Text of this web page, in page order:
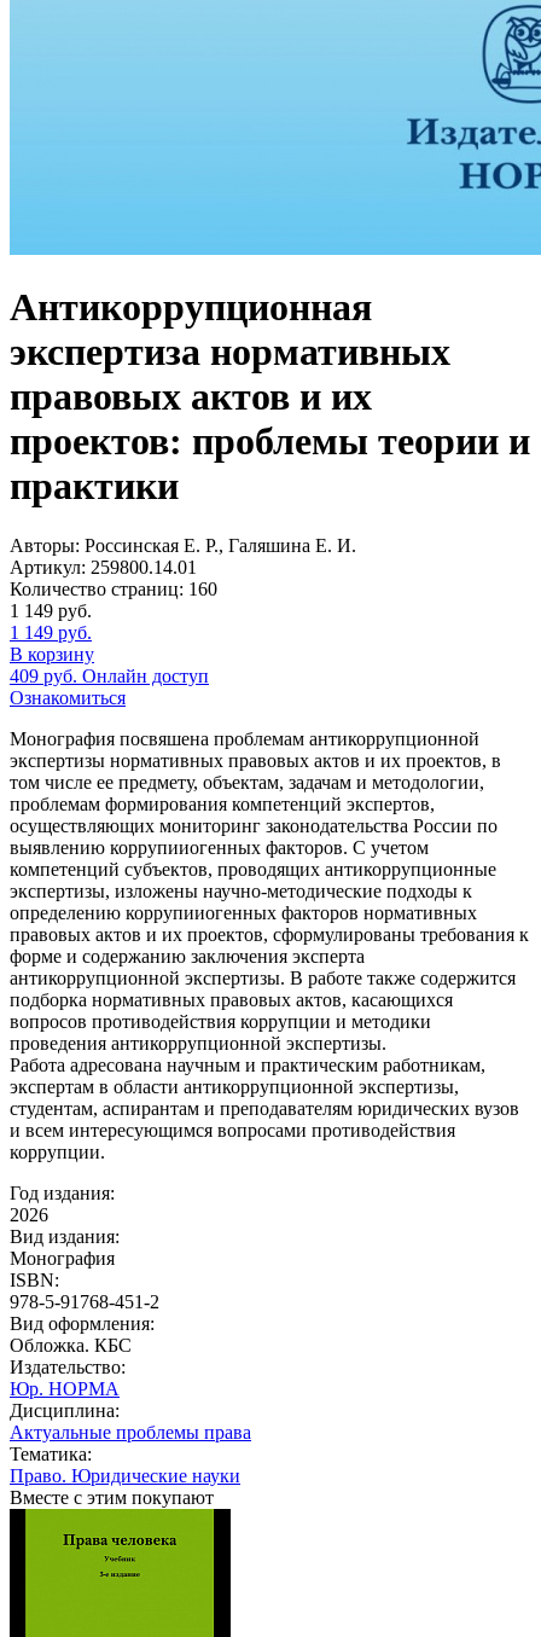
Антикоррупционная
экспертиза нормативных
правовых актов и их
проектов: проблемы теории и
практики
Авторы: Россинская Е. Р., Галяшина Е. И.
Артикул: 259800.14.01
Количество страниц: 160
1 149 руб.
1 149 руб.
В корзину
409 руб. Онлайн доступ
Ознакомиться
Монография посвяшена проблемам антикоррупционной
экспертизы нормативных правовых актов и их проектов, в
том числе ее предмету, объектам, задачам и методологии,
проблемам формирования компетенций экспертов,
осуществляющих мониторинг законодательства России по
выявлению коррупииогенных факторов. С учетом
компетенций субъектов, проводящих антикоррупционные
экспертизы, изложены научно-методические подходы к
определению коррупииогенных факторов нормативных
правовых актов и их проектов, сформулированы требования к
форме и содержанию заключения эксперта
антикоррупционной экспертизы. В работе также содержится
подборка нормативных правовых актов, касающихся
вопросов противодействия коррупции и методики
проведения антикоррупционной экспертизы.
Работа адресована научным и практическим работникам,
экспертам в области антикоррупционной экспертизы,
студентам, аспирантам и преподавателям юридических вузов
и всем интересующимся вопросами противодействия
коррупции.
Год издания:
2026
Вид издания:
Монография
ISBN:
978-5-91768-451-2
Вид оформления:
Обложка. КБС
Издательство:
Юр. НОРМА
Дисциплина:
Актуальные проблемы права
Тематика:
Право. Юридические науки
Вместе с этим покупают